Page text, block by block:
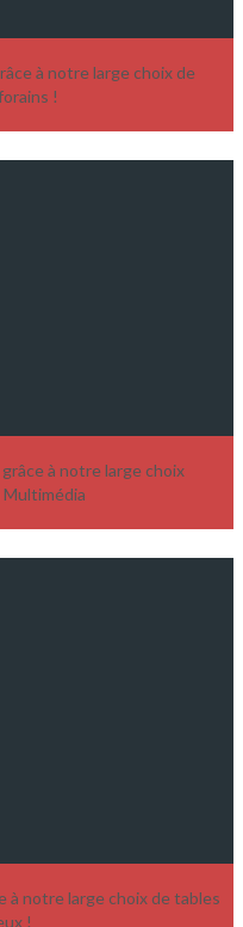
à notre large choix de
!
à notre large choix
à notre large choix de tables
!